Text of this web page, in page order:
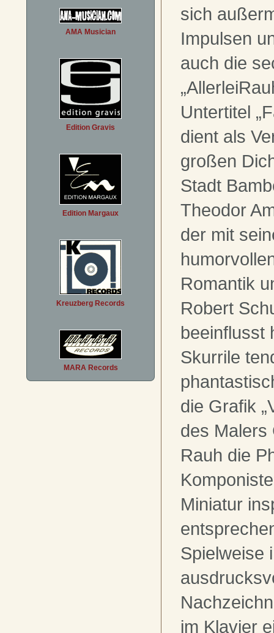
AMA Musician
Edition Gravis
Edition Margaux
Kreuzberg Records
MARA Records
sich
Impulsen
auch die
Untertitel
dient als
großen
Stadt
Theodor
der mit
Romantik
Robert
beeinflusst
Skurrile
die Grafik
des Malers
Rauh die
Miniatur
Spielweise
im Klavier